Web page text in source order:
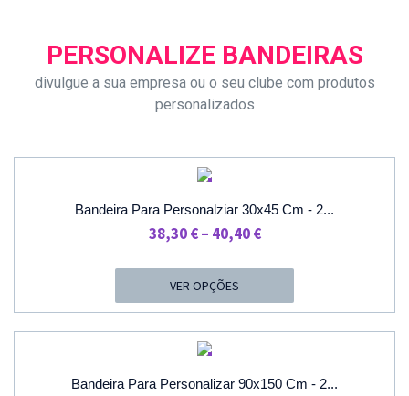
PERSONALIZE BANDEIRAS
divulgue a sua empresa ou o seu clube com produtos
personalizados
Bandeira Para Personalziar 30x45 Cm - 2...
38,30€ – 40,40€Price
Through
40,40 €
VER OPÇÕES
Bandeira Para Personalizar 90x150 Cm - 2...